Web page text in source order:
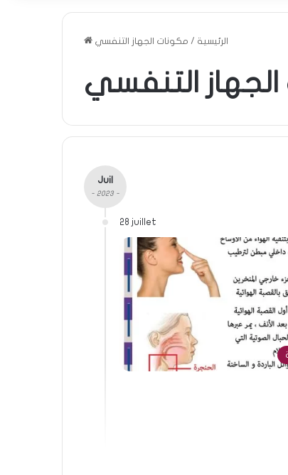
الرئيسية / مكونات الجهاز التنفسي
التنفسي
Juil
- 2023 -
28 juillet